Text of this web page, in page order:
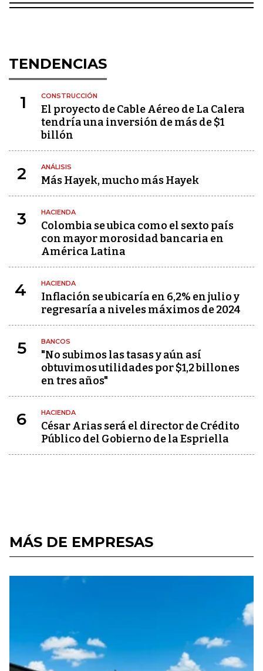
TENDENCIAS
1 CONSTRUCCIÓN
El proyecto de Cable Aéreo de La Calera
tendría una inversión de más de $1
billón
2 ANÁLISIS
Más Hayek, mucho más Hayek
3 HACIENDA
Colombia se ubica como el sexto país
con mayor morosidad bancaria en
América Latina
4 HACIENDA
Inflación se ubicaría en 6,2% en julio y
regresaría a niveles máximos de 2024
5 BANCOS
"No subimos las tasas y aún así
obtuvimos utilidades por $1,2 billones
en tres años"
6 HACIENDA
César Arias será el director de Crédito
Público del Gobierno de la Espriella
MÁS DE EMPRESAS